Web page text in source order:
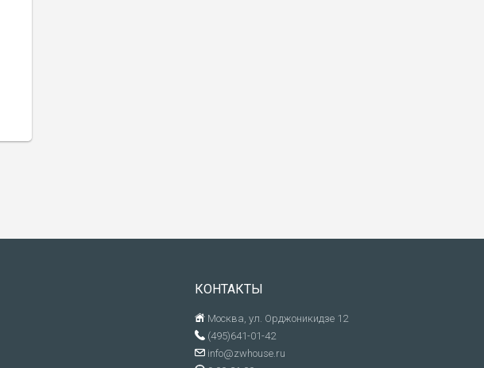
КОНТАКТЫ
Москва, ул. Орджоникидзе 12
(495)641-01-42
info@zwhouse.ru